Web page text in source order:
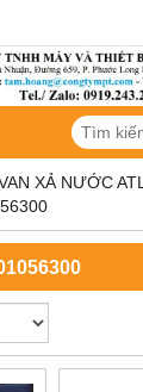
XẢ NƯỚC